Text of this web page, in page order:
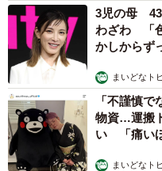
3児の母 43
わざわ 「
かしからず
まいどなト
「不謹慎
物資…運搬
い 「痛い
まいどなト